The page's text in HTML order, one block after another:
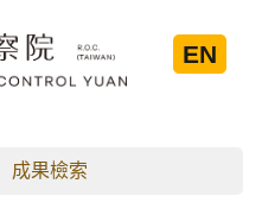
EN
成果檢索